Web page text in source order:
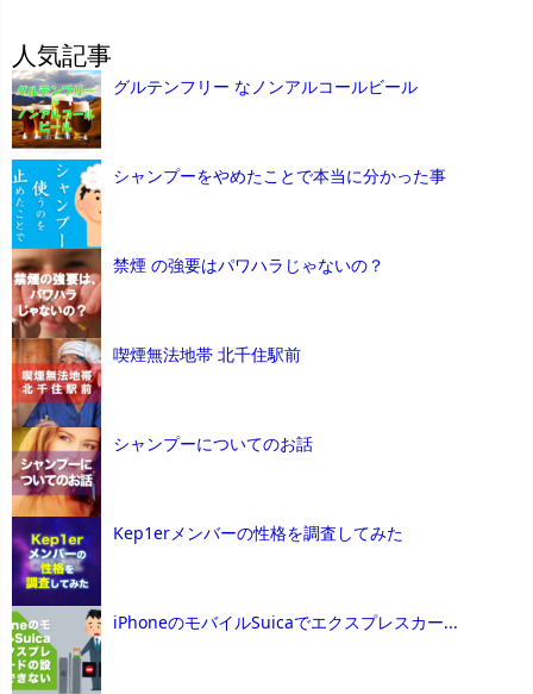
人気記事
グルテンフリー なノンアルコールビール
シャンプーをやめたことで本当に分かった事
禁煙 の強要はパワハラじゃないの？
喫煙無法地帯 北千住駅前
シャンプーについてのお話
Kep1erメンバーの性格を調査してみた
iPhoneのモバイルSuicaでエクスプレスカー...